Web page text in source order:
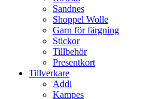
Sandnes
Shoppel Wolle
Garn för färgning
Stickor
Tillbehör
Presentkort
Tillverkare
Addi
Kampes